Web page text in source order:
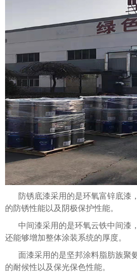
防锈底漆采用的是环氧富锌底漆
的防锈性能以及阴极保护性能。
中间漆采用的是环氧云铁中间漆
还能够增加整体涂装系统的厚度。
面漆采用的是坚邦涂料脂肪族聚
的耐候性以及保光保色性能。